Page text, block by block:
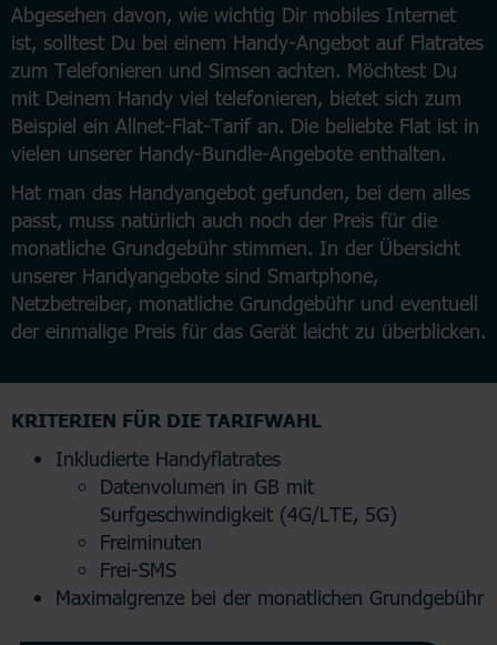
Abgesehen davon, wie wichtig Dir mobiles Internet
ist, solltest Du bei einem Handy-Angebot auf Flatrates
zum Telefonieren und Simsen achten. Möchtest Du
mit Deinem Handy viel telefonieren, bietet sich zum
Beispiel ein Allnet-Flat-Tarif an. Die beliebte Flat ist in
vielen unserer Handy-Bundle-Angebote enthalten.
Hat man das Handyangebot gefunden, bei dem alles
passt, muss natürlich auch noch der Preis für die
monatliche Grundgebühr stimmen. In der Übersicht
unserer Handyangebote sind Smartphone,
Netzbetreiber, monatliche Grundgebühr und eventuell
der einmalige Preis für das Gerät leicht zu überblicken.
KRITERIEN FÜR DIE TARIFWAHL
Inkludierte Handyflatrates
Datenvolumen in GB mit
Surfgeschwindigkeit (4G/LTE, 5G)
Freiminuten
Frei-SMS
Maximalgrenze bei der monatlichen Grundgebühr